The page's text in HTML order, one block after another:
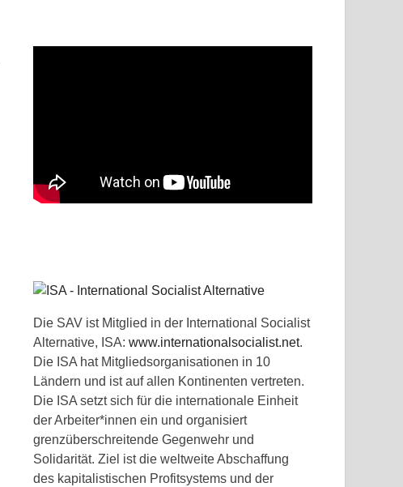
Die SAV ist Mitglied in der International Socialist
Alternative, ISA:www.internationalsocialist.net.
Die ISA hat Mitgliedsorganisationen in 10
Ländern und ist auf allen Kontinenten vertreten.
Die ISA setzt sich für die internationale Einheit
der Arbeiter*innen ein und organisiert
grenzüberschreitende Gegenwehr und
Solidarität. Ziel ist die weltweite Abschaffung
des kapitalistischen Profitsystems und der